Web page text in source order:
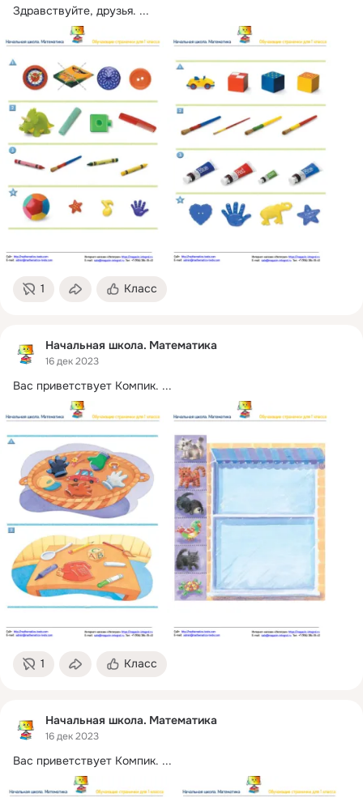
Здравствуйте, друзья. ...
1 Класс
Начальная школа. Математика
16 дек 2023
Вас приветствует Компик. ...
1 Класс
Начальная школа. Математика
16 дек 2023
Вас приветствует Компик. ...